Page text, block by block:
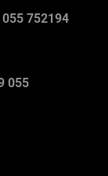
752194
055